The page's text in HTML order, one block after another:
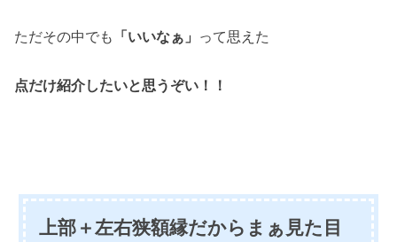
ただその中でも 「いいなぁ」 って思えた
点だけ紹介したいと思うぞい！！
上部＋左右狭額縁だからまぁ見た目